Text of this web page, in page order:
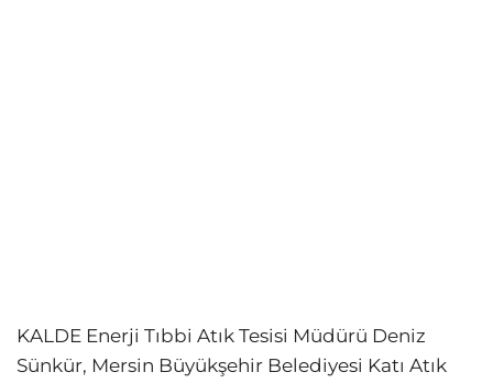
KALDE Enerji Tıbbi Atık Tesisi Müdürü Deniz
Sünkür, Mersin Büyükşehir Belediyesi Katı Atık